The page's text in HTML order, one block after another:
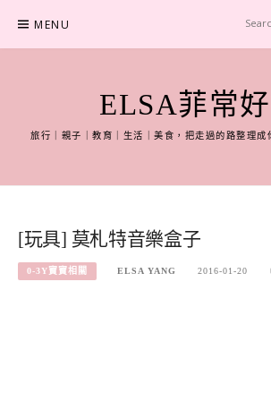
content
MENU
ELSA菲常
旅行｜親子｜教育｜生活｜美食，把走過的路整理成
[玩具] 莫札特音樂盒子
0-3Y寶寶相關 ELSA YANG 2016-01-20